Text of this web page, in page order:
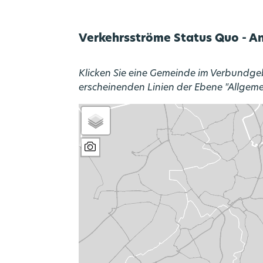
Verkehrsströme Status Quo -
Klicken Sie eine Gemeinde im
erscheinenden Linien der Ebene